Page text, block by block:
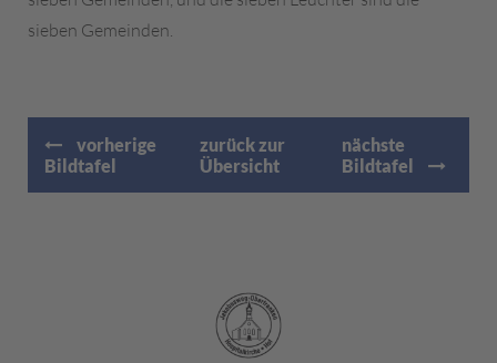
sieben Gemeinden.
vorherige
Bildtafel
zurück zur
Übersicht
nächste
Bildtafel